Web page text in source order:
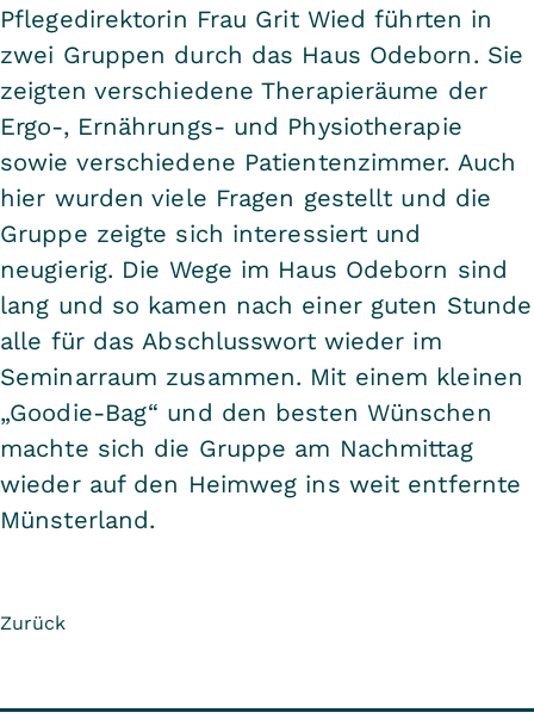
Pflegedirektorin Frau Grit Wied führten in
zwei Gruppen durch das Haus Odeborn. Sie
zeigten verschiedene Therapieräume der
Ergo-, Ernährungs- und Physiotherapie
sowie verschiedene Patientenzimmer. Auch
hier wurden viele Fragen gestellt und die
Gruppe zeigte sich interessiert und
neugierig. Die Wege im Haus Odeborn sind
lang und so kamen nach einer guten Stunde
alle für das Abschlusswort wieder im
Seminarraum zusammen. Mit einem kleinen
„Goodie-Bag“ und den besten Wünschen
machte sich die Gruppe am Nachmittag
wieder auf den Heimweg ins weit entfernte
Münsterland.
Zurück